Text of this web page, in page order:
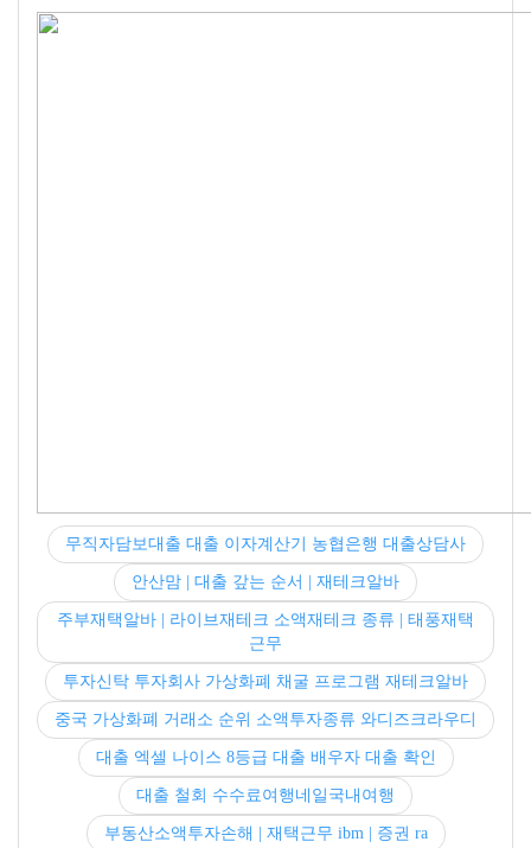
무직자담보대출 대출 이자계산기 농협은행 대출상담사
안산맘 | 대출 갚는 순서 | 재테크알바
주부재택알바 | 라이브재테크 소액재테크 종류 | 태풍재택
근무
투자신탁 투자회사 가상화폐 채굴 프로그램 재테크알바
중국 가상화폐 거래소 순위 소액투자종류 와디즈크라우디
대출 엑셀 나이스 8등급 대출 배우자 대출 확인
대출 철회 수수료여행네일국내여행
부동산소액투자손해 | 재택근무 ibm | 증권 ra